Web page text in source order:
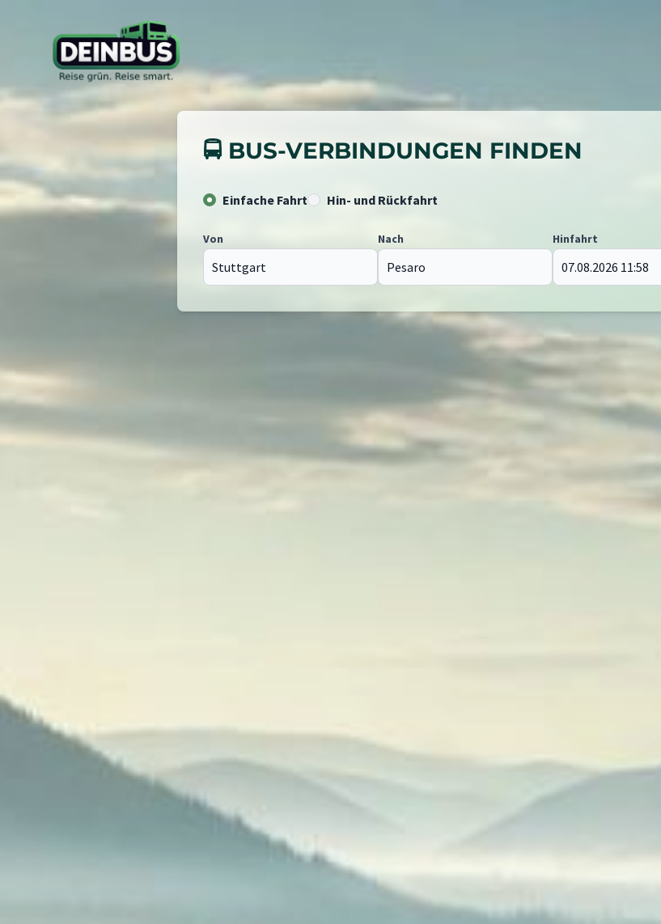
🚍 BUS-VERBINDUNGEN FINDEN
Einfache Fahrt Hin- und Rückfahrt
Von Nach Hinfahrt